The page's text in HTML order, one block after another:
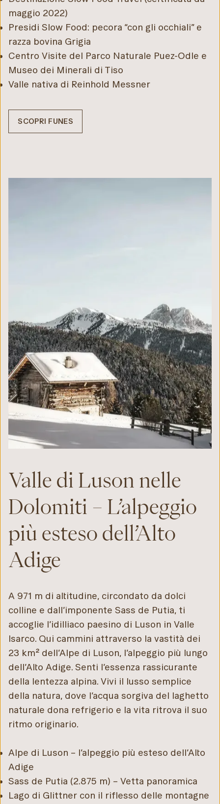
maggio 2022)
Presidi Slow Food: pecora “con gli occhiali” e
razza bovina Grigia
Centro Visite del Parco Naturale Puez-Odle e
Museo dei Minerali di Tiso
Valle nativa di Reinhold Messner
SCOPRI FUNES
Valle di Luson nelle
Dolomiti – L’alpeggio
più esteso dell’Alto
Adige
A 971 m di altitudine, circondato da dolci
colline e dall’imponente Sass de Putia, ti
accoglie l’idilliaco paesino di Luson in Valle
Isarco. Qui cammini attraverso la vastità dei
23 km² dell’Alpe di Luson, l’alpeggio più lungo
dell’Alto Adige. Senti l’essenza rassicurante
della lentezza alpina. Vivi il lusso semplice
della natura, dove l’acqua sorgiva del laghetto
naturale dona refrigerio e la vita ritrova il suo
ritmo originario.
Alpe di Luson – l’alpeggio più esteso dell’Alto
Adige
Sass de Putia (2.875 m) – Vetta panoramica
Lago di Glittner con il riflesso delle montagne